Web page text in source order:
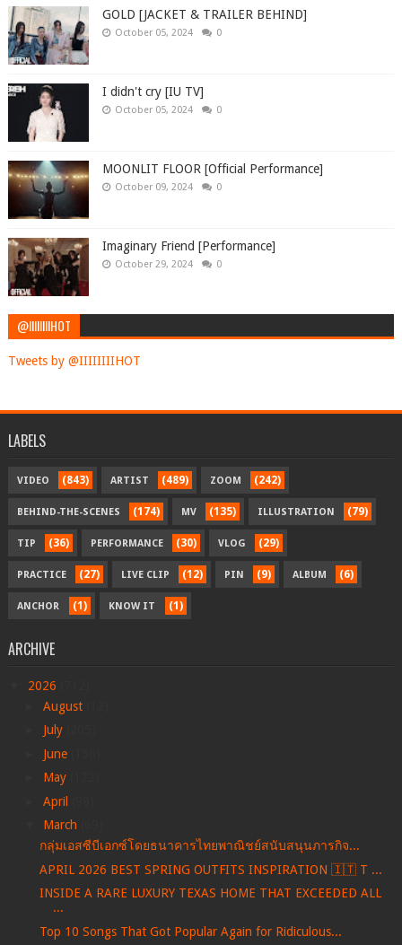
GOLD [JACKET & TRAILER BEHIND]
October 05, 2024 0
I didn't cry [IU TV]
October 05, 2024 0
MOONLIT FLOOR [Official Performance]
October 09, 2024 0
Imaginary Friend [Performance]
October 29, 2024 0
@IIIIIIIIHOT
Tweets by @IIIIIIIIHOT
LABELS
VIDEO (843) ARTIST (489) ZOOM (242)
BEHIND-THE-SCENES (174) MV (135) ILLUSTRATION (79)
TIP (36) PERFORMANCE (30) VLOG (29)
PRACTICE (27) LIVE CLIP (12) PIN (9) ALBUM (6)
ANCHOR (1) KNOW IT (1)
ARCHIVE
2026
August
July
June
May
April
March
กลุ่มเอสซีบีเอกซ์โดยธนาคารไทยพาณิชย์สนับสนุนภารกิจ...
APRIL 2026 BEST SPRING OUTFITS INSPIRATION 🇮🇹 T ...
INSIDE A RARE LUXURY TEXAS HOME THAT EXCEEDED ALL
...
Top 10 Songs That Got Popular Again for Ridiculous...